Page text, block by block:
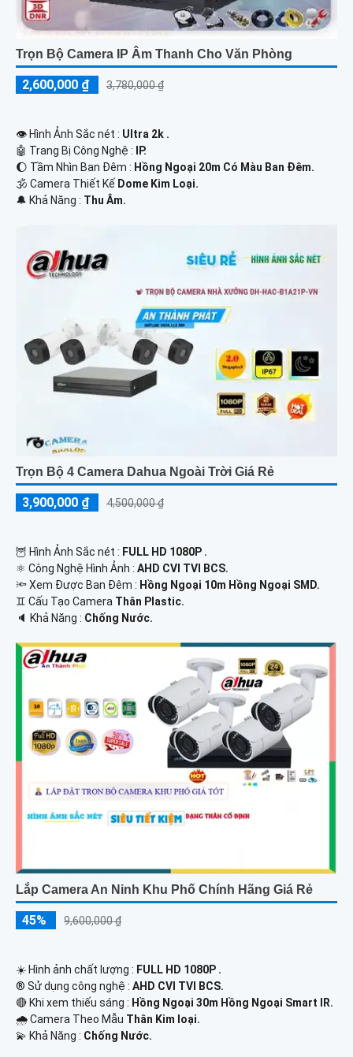
Trọn Bộ Camera IP Âm Thanh Cho Văn Phòng
2,600,000 ₫ 3,780,000 ₫
👁 Hình Ảnh Sắc nét : Ultra 2k .
🤖️ Trang Bị Công Nghệ :
IP.
🌔 Tầm Nhìn Ban Đêm : Hồng Ngoại 20m Có Màu Ban Đêm.
🕉️ Camera Thiết Kế Dome Kim Loại.
️🔔 Khả Năng : Thu Âm.
Trọn Bộ 4 Camera Dahua Ngoài Trời Giá Rẻ
3,900,000 ₫ 4,500,000 ₫
🦉 Hình Ảnh Sắc nét : FULL HD 1080P .
⚛️ Công Nghệ Hình Ảnh : AHD CVI TVI BCS.
🔦 Xem Được Ban Đêm : Hồng Ngoại 10m Hồng Ngoại SMD.
♊ Cấu Tạo Camera Thân Plastic.
️🔈 Khả Năng : Chống Nước.
Lắp Camera An Ninh Khu Phố Chính Hãng Giá Rẻ
45% 9,600,000 ₫
☀️ Hình ảnh chất lượng : FULL HD 1080P .
®️ Sử dụng công nghệ : AHD CVI TVI BCS.
🔴 Khi xem thiếu sáng : Hồng Ngoại 30m Hồng Ngoại Smart IR.
🌧️ Camera Theo Mẫu Thân Kim loại.
️💫 Khả Năng : Chống Nước.